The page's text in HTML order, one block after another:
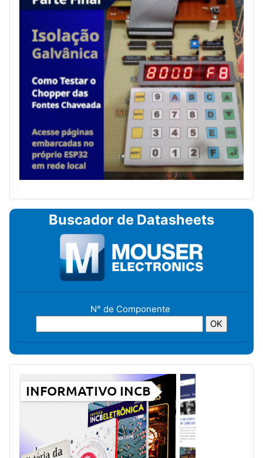
Buscador de Datasheets
N° de Componente